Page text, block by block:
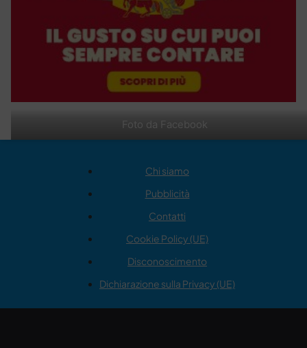
Foto da Facebook
Chi siamo
Pubblicità
Contatti
Cookie Policy (UE)
Disconoscimento
Dichiarazione sulla Privacy (UE)